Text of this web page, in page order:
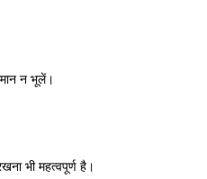
न भूलें।
भी महत्वपूर्ण है।